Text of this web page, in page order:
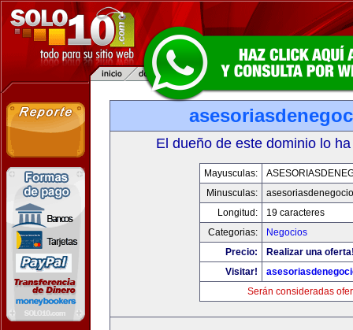
El dueño de este dominio lo
Mayusculas:
Minusculas:
Longitud:
19 caracteres
Categorias:
Negocios
Precio:
Realizar una
Visitar!
Serán consideradas